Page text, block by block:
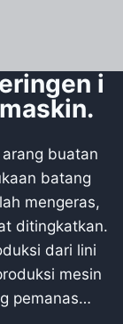
i
buatan
batang
mengeras,
ditingkatkan.
dari lini
mesin
pemanas…